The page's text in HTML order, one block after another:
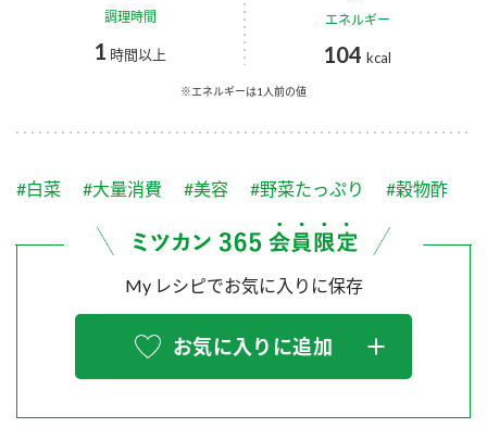
スープ 中華
ふりかけ おすしの素
炊き込みご飯の素 米飯用調味液
つゆ
PIN印
スペシャルサイト
お酢を知ろう！
企業理念
ミツカンの歴史
ミツカンを知る
環境への取り組み
ZENB initiative
MIM（ミツカンミュージアム）
各部門が大切にしていること
販売終了製品のご案内
よくあるご質問
調理時間
1 時間以上
エネルギー
104 kcal
※エネルギーは1人前の値
#白菜 #大量消費 #美容 #野菜たっぷり #穀物酢
My レシピでお気に入りに保存
お気に入りに追加